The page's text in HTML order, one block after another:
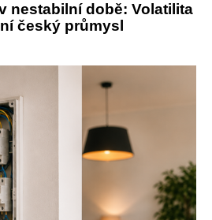
nestabilní době: Volatilita
český průmysl